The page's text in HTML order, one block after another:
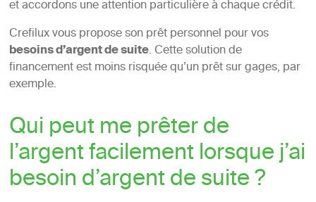
et accordons une attention particulière à chaque crédit.
Crefilux vous propose son prêt personnel pour vos
besoins d’argent de suite. Cette solution de
financement est moins risquée qu’un prêt sur gages, par
exemple.
Qui peut me prêter de
l’argent facilement lorsque j’ai
besoin d’argent de suite ?